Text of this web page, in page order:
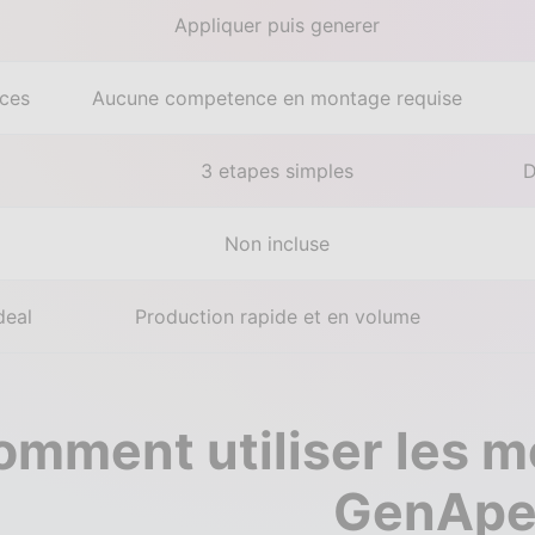
Appliquer puis generer
Aucune competence en montage requise
3 etapes simples
Non incluse
Production rapide et en volume
utiliser les